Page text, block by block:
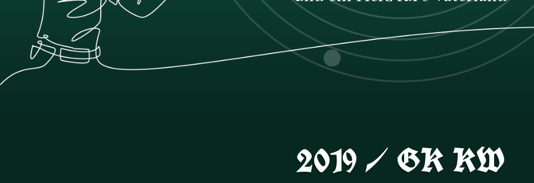
2019 / GK KW